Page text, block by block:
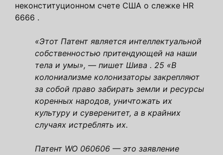
неконституционном счете США о слежке HR
6666 .
«Этот Патент является интеллектуальной
собственностью притендующей на наши
тела и умы», — пишет Шива . 25 «В
колониализме колонизаторы закрепляют
за собой право забирать земли и ресурсы
коренных народов, уничтожать их
культуру и суверенитет, а в крайних
случаях истреблять их.
Патент WO 060606 — это заявление